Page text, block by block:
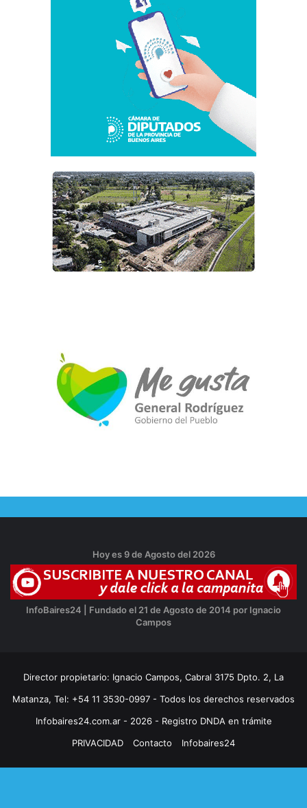
Hoy es 9 de Agosto del 2026
InfoBaires24 | Fundado el 21 de Agosto de 2014 por Ignacio
Campos
Director propietario: Ignacio Campos, Cabral 3175 Dpto. 2, La
Matanza, Tel: +54 11 3530-0997 - Todos los derechos reservados
Infobaires24.com.ar - 2026 - Registro DNDA en trámite
PRIVACIDAD
Contacto Infobaires24